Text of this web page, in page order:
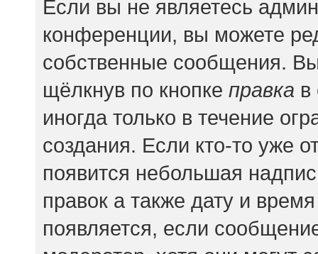
Если вы не являетесь
конференции, вы можете
собственные сообщения.
щёлкнув по кнопке правка в
иногда только в течение
создания. Если кто-то уже
появится небольшая
правок а также дату и
появляется, если